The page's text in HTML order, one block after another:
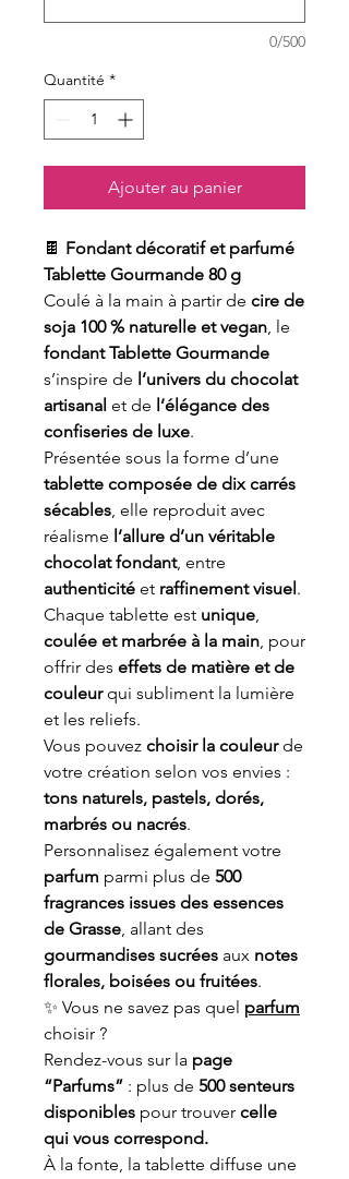
0/500
Quantité *
Ajouter au panier
🍫 Fondant décoratif et parfumé
Tablette Gourmande 80 g
Coulé à la main à partir de cire de
soja 100 % naturelle et vegan, le
fondant Tablette Gourmande
s’inspire de l’univers du chocolat
artisanal et de l’élégance des
confiseries de luxe.
Présentée sous la forme d’une
tablette composée de dix carrés
sécables, elle reproduit avec
réalisme l’allure d’un véritable
chocolat fondant, entre
authenticité et raffinement visuel.
Chaque tablette est unique,
coulée et marbrée à la main, pour
offrir des effets de matière et de
couleurqui subliment la lumière
et les reliefs.
Vous pouvez choisir la couleurde
votre création selon vos envies :
tons naturels, pastels, dorés,
marbrés ou nacrés.
Personnalisez également votre
parfum parmi plus de 500
fragrances issues des essences
de Grasse, allant des
gourmandises sucrées aux notes
florales, boisées ou fruitées.
✨ Vous ne savez pas quel parfum
choisir ?
Rendez-vous sur la page
“Parfums” : plus de 500 senteurs
disponibles pour trouver celle
qui vous correspond.
À la fonte, la tablette diffuse une